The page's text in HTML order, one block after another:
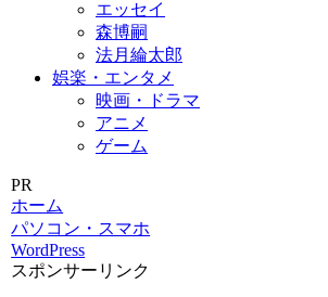
エッセイ
森博嗣
法月綸太郎
娯楽・エンタメ
映画・ドラマ
アニメ
ゲーム
PR
ホーム
パソコン・スマホ
WordPress
スポンサーリンク